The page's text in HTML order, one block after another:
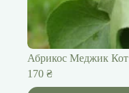
Абрикос Меджик Кот
170 ₴